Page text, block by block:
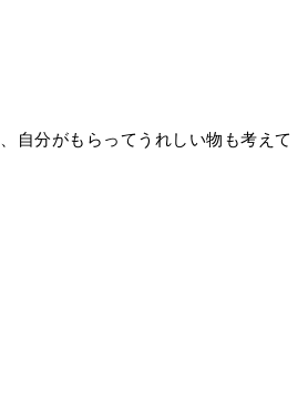
自分がもらってうれしい物も考えて